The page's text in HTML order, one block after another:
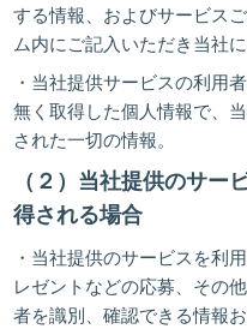
する情報、およびサービス
ム内にご記入いただき当社
・当社提供サービスの利用
無く取得した個人情報で、
された一切の情報。
（２）当社提供のサー
得される場合
・当社提供のサービスを利
レゼントなどの応募、その
者を識別、確認できる情報